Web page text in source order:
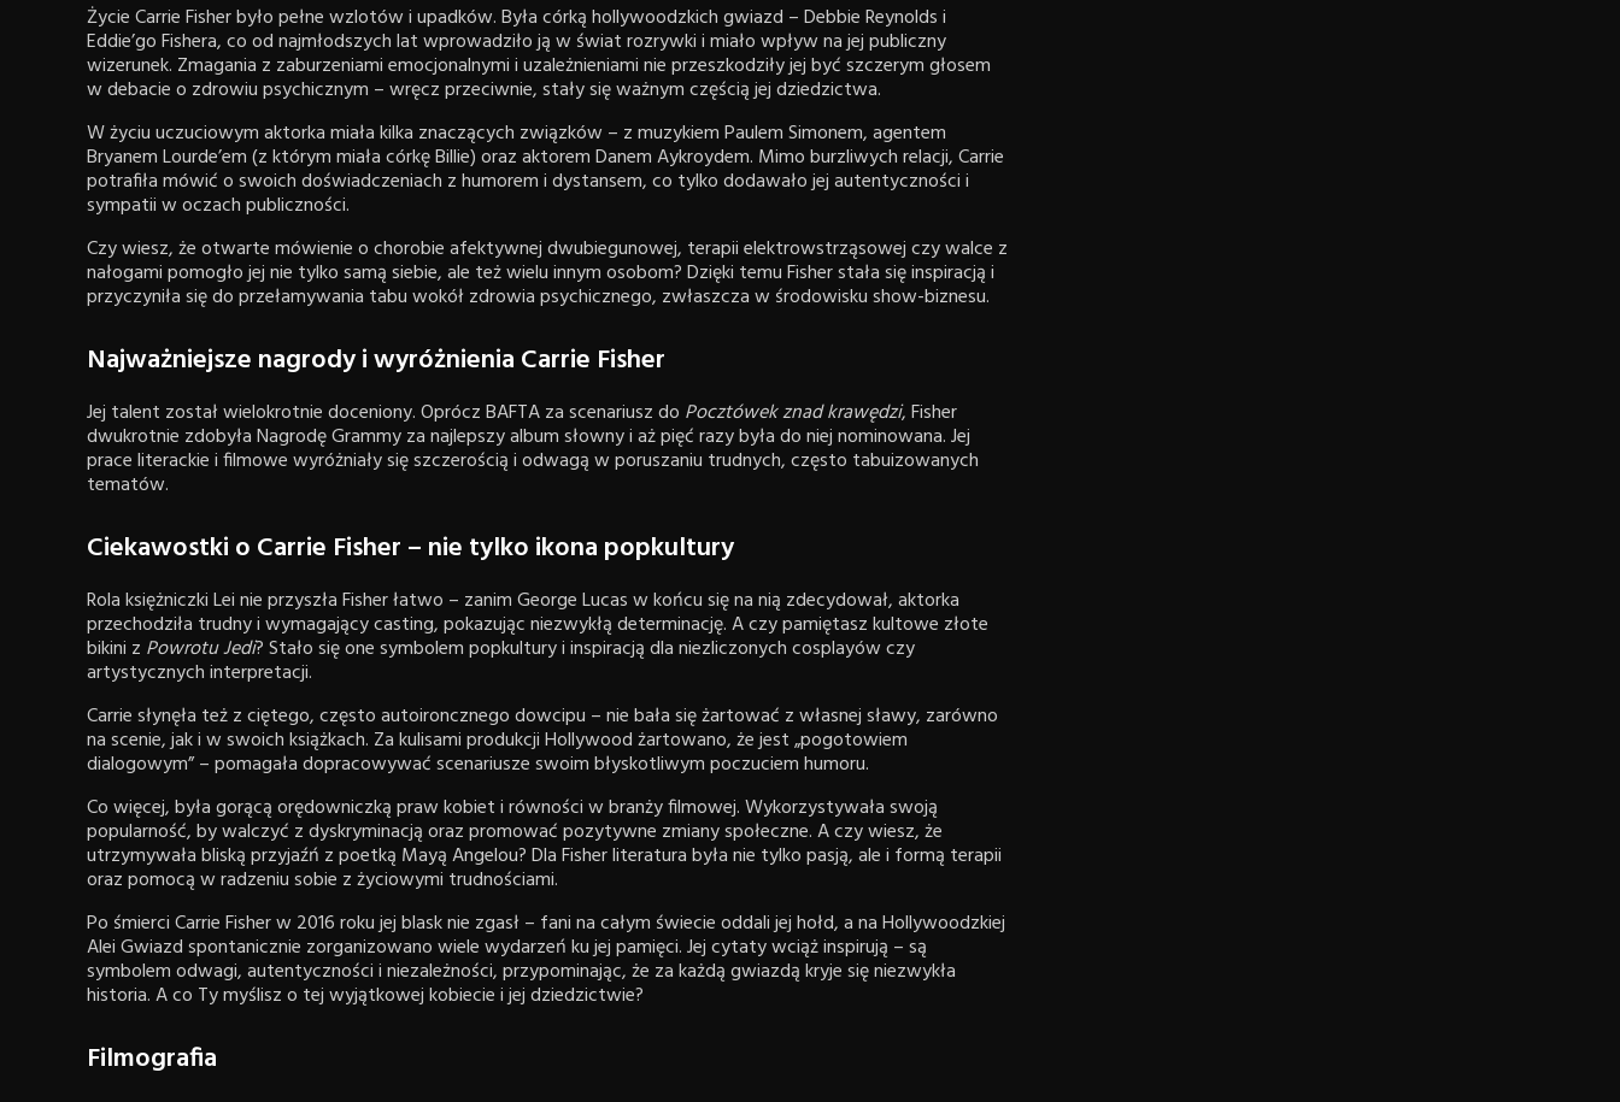
Życie Carrie Fisher było pełne wzlotów i upadków. Była córką hollywoodzkich gwiazd – Debbie Reynolds i
Eddie’go Fishera, co od najmłodszych lat wprowadziło ją w świat rozrywki i miało wpływ na jej publiczny
wizerunek. Zmagania z zaburzeniami emocjonalnymi i uzależnieniami nie przeszkodziły jej być szczerym głosem
w debacie o zdrowiu psychicznym – wręcz przeciwnie, stały się ważnym częścią jej dziedzictwa.
W życiu uczuciowym aktorka miała kilka znaczących związków – z muzykiem Paulem Simonem, agentem
Bryanem Lourde’em (z którym miała córkę Billie) oraz aktorem Danem Aykroydem. Mimo burzliwych relacji, Carrie
potrafiła mówić o swoich doświadczeniach z humorem i dystansem, co tylko dodawało jej autentyczności i
sympatii w oczach publiczności.
Czy wiesz, że otwarte mówienie o chorobie afektywnej dwubiegunowej, terapii elektrowstrząsowej czy walce z
nałogami pomogło jej nie tylko samą siebie, ale też wielu innym osobom? Dzięki temu Fisher stała się inspiracją i
przyczyniła się do przełamywania tabu wokół zdrowia psychicznego, zwłaszcza w środowisku show-biznesu.
Najważniejsze nagrody i wyróżnienia Carrie Fisher
Jej talent został wielokrotnie doceniony. Oprócz BAFTA za scenariusz do Pocztówek znad krawędzi, Fisher
dwukrotnie zdobyła Nagrodę Grammy za najlepszy album słowny i aż pięć razy była do niej nominowana. Jej
prace literackie i filmowe wyróżniały się szczerością i odwagą w poruszaniu trudnych, często tabuizowanych
tematów.
Ciekawostki o Carrie Fisher – nie tylko ikona popkultury
Rola księżniczki Lei nie przyszła Fisher łatwo – zanim George Lucas w końcu się na nią zdecydował, aktorka
przechodziła trudny i wymagający casting, pokazując niezwykłą determinację. A czy pamiętasz kultowe złote
bikini z Powrotu Jedi? Stało się one symbolem popkultury i inspiracją dla niezliczonych cosplayów czy
artystycznych interpretacji.
Carrie słynęła też z ciętego, często autoironcznego dowcipu – nie bała się żartować z własnej sławy, zarówno
na scenie, jak i w swoich książkach. Za kulisami produkcji Hollywood żartowano, że jest „pogotowiem
dialogowym” – pomagała dopracowywać scenariusze swoim błyskotliwym poczuciem humoru.
Co więcej, była gorącą orędowniczką praw kobiet i równości w branży filmowej. Wykorzystywała swoją
popularność, by walczyć z dyskryminacją oraz promować pozytywne zmiany społeczne. A czy wiesz, że
utrzymywała bliską przyjaźń z poetką Mayą Angelou? Dla Fisher literatura była nie tylko pasją, ale i formą terapii
oraz pomocą w radzeniu sobie z życiowymi trudnościami.
Po śmierci Carrie Fisher w 2016 roku jej blask nie zgasł – fani na całym świecie oddali jej hołd, a na Hollywoodzkiej
Alei Gwiazd spontanicznie zorganizowano wiele wydarzeń ku jej pamięci. Jej cytaty wciąż inspirują – są
symbolem odwagi, autentyczności i niezależności, przypominając, że za każdą gwiazdą kryje się niezwykła
historia. A co Ty myślisz o tej wyjątkowej kobiecie i jej dziedzictwie?
Filmografia